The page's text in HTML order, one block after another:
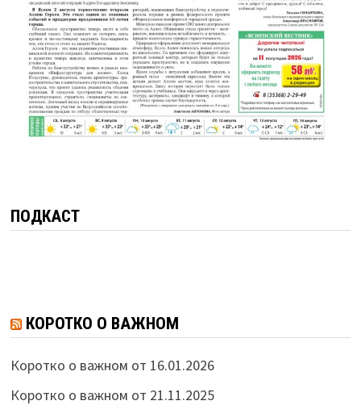
ПОДКАСТ
КОРОТКО О ВАЖНОМ
Коротко о важном от 16.01.2026
Коротко о важном от 21.11.2025